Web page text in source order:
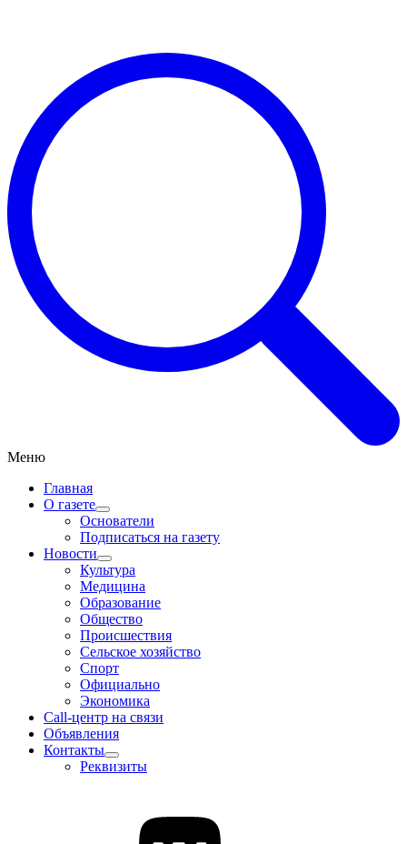
Меню
Главная
О газете
Основатели
Подписаться на газету
Новости
Культура
Медицина
Образование
Общество
Происшествия
Сельское хозяйство
Спорт
Официально
Экономика
Call-центр на связи
Объявления
Контакты
Реквизиты